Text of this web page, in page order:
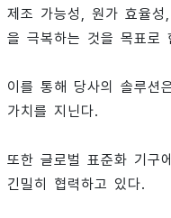
제조 가능성, 원가 효율
을 극복하는 것을 목표로
이를 통해 당사의 솔루션
가치를 지닌다.
또한 글로벌 표준화 기구
긴밀히 협력하고 있다.